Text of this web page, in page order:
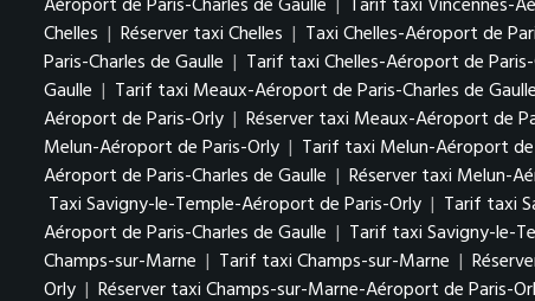
Chelles | Réserver taxi Chelles | Taxi Chelles-Aéroport de
Paris-Charles de Gaulle | Tarif taxi Chelles-Aéroport de
Gaulle | Tarif taxi Meaux-Aéroport de Paris-Charles de Gaulle
Aéroport de Paris-Orly | Réserver taxi Meaux-Aéroport de
Melun-Aéroport de Paris-Orly | Tarif taxi Melun-Aéroport
Aéroport de Paris-Charles de Gaulle | Réserver taxi Melun-
Taxi Savigny-le-Temple-Aéroport de Paris-Orly | Tarif taxi
Aéroport de Paris-Charles de Gaulle | Tarif taxi Savigny-le-
Champs-sur-Marne | Tarif taxi Champs-sur-Marne |
Orly | Réserver taxi Champs-sur-Marne-Aéroport de Paris-